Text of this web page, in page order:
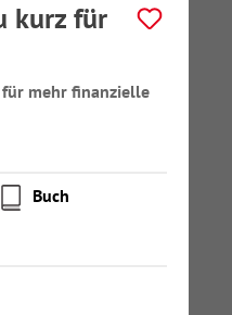
kurz für
mehr finanzielle
Buch